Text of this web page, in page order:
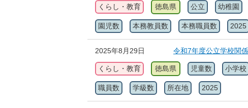
くらし・教育 徳島県 公立 幼稚園
園児数 本務教員数 本務職員数 2025
2025年8月29日 令和7年度公立学校関
くらし・教育 徳島県 児童数 小学校
職員数 学級数 所在地 2025